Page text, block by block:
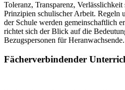
Toleranz, Transparenz,
Prinzipien schulischer Arbeit. Regeln
der Schule werden gemeinschaftlich
richtet sich der Blick auf die
Bezugspersonen für Heranwachsende.
Fächerverbindender